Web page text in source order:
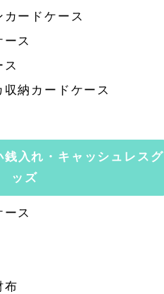
ードケース
ス
ス
納カードケース
銭入れ・キャッシュレスグ
ッズ
ス
布